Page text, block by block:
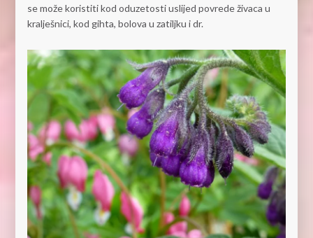
se može koristiti kod oduzetosti uslijed povrede živaca u
kralješnici, kod gihta, bolova u zatiljku i dr.